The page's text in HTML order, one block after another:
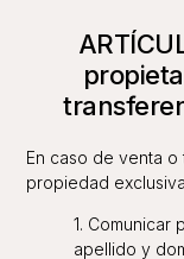
En caso de venta
propiedad
1. Comunicar
apellido y